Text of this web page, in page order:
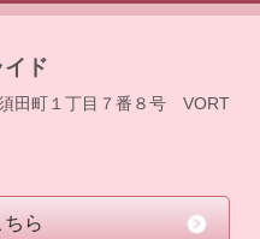
ド
田町１丁目７番８号 VORT
ら